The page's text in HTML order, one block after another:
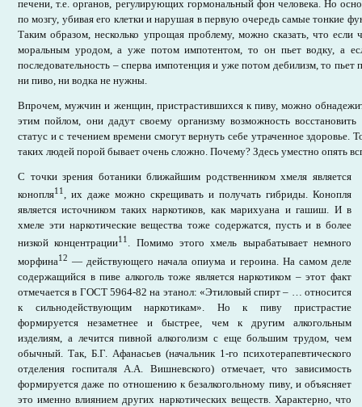
печени, т.е. органов, регулирующих гормональный фон человека. Но
по мозгу, убивая его клетки и нарушая в первую очередь самые тонкие
Таким образом, несколько упрощая проблему, можно сказать, что если
моральным уродом, а уже потом импотентом, то он пьет водку, а
последовательность – сперва импотенция и уже потом дебилизм, то пьет
ни пиво, ни водка не нужны.
Впрочем, мужчин и женщин, пристрастившихся к пиву, можно
этим пойлом, они дадут своему организму возможность восстановить
статус и с течением времени смогут вернуть себе утраченное здоровье.
таких людей порой бывает очень сложно. Почему? Здесь уместно опять
С точки зрения ботаники ближайшим родственником хмеля является
конопля11, их даже можно скрещивать и получать гибриды. Конопля
является источником таких наркотиков, как марихуана и гашиш. И в
хмеле эти наркотические вещества тоже содержатся, пусть и в более
низкой концентрации11 . Помимо этого хмель вырабатывает немного
морфина12 — действующего начала опиума и героина. На самом деле
содержащийся в пиве алкоголь тоже является наркотиком – этот факт
отмечается в ГОСТ 5964-82 на этанол: «Этиловый спирт – … относится
к сильнодействующим наркотикам». Но к пиву пристрастие
формируется незаметнее и быстрее, чем к другим алкогольным
изделиям, а лечится пивной алкоголизм с еще большим трудом, чем
обычный. Так, Б.Г. Афанасьев (начальник 1-го психотерапевтического
отделения госпиталя А.А. Вишневского) отмечает, что зависимость
формируется даже по отношению к безалкогольному пиву, и объясняет
это именно влиянием других наркотических веществ. Характерно, что